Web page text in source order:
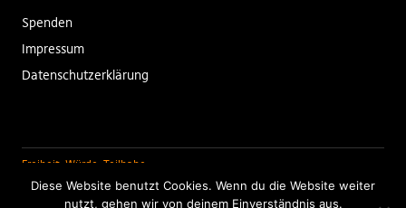
Spenden
Impressum
Datenschutzerklärung
Freiheit. Würde. Teilhabe.
Diese Website benutzt Cookies. Wenn du die Website weiter
nutzt, gehen wir von deinem Einverständnis aus.